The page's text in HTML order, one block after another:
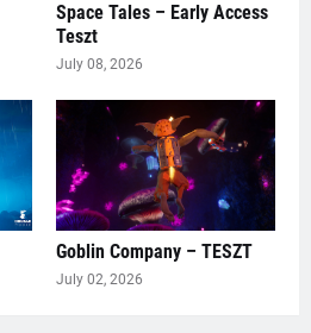
Space Tales – Early Access
Teszt
July 08, 2026
Goblin Company – TESZT
July 02, 2026